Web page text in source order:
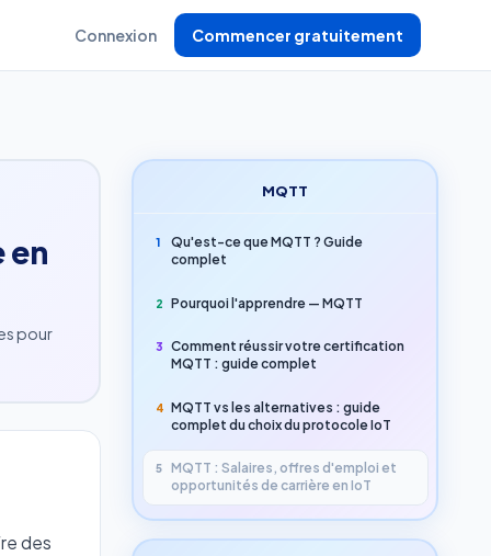
Connexion Commencer gratuitement
en
pour
des
MQTT
1
Qu'est-ce que MQTT ? Guide
complet
2 Pourquoi l'apprendre — MQTT
3
Comment réussir votre certification
MQTT : guide complet
4 MQTT vs les alternatives : guide
complet du choix du protocole IoT
5
MQTT : Salaires, offres d'emploi et
opportunités de carrière en IoT